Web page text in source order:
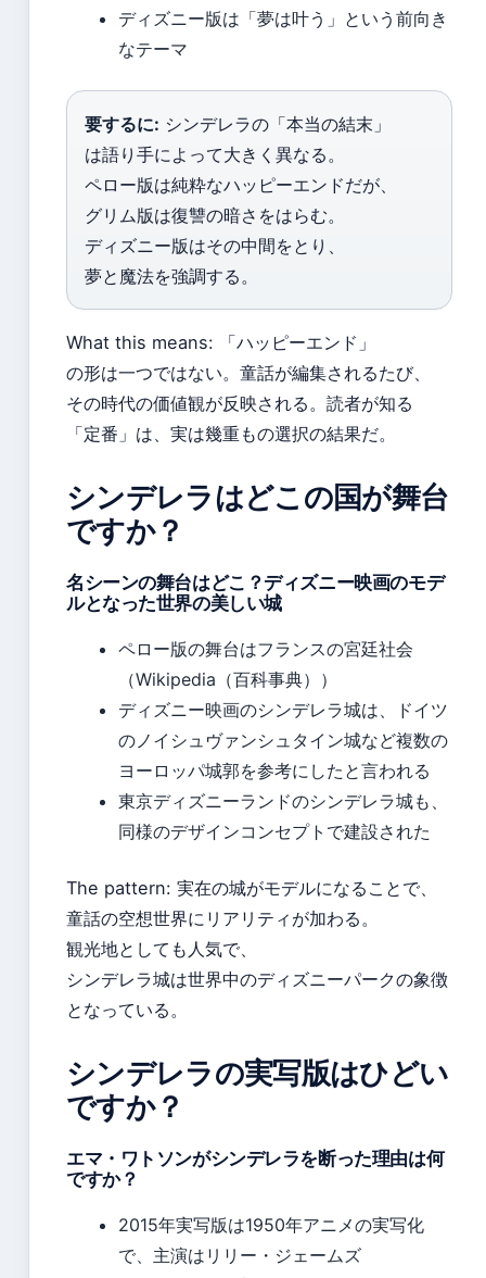
ディズニー版は「夢は叶う」という前向き
なテーマ
要するに: シンデレラの「本当の結末」
は語り手によって大きく異なる。
ペロー版は純粋なハッピーエンドだが、
グリム版は復讐の暗さをはらむ。
ディズニー版はその中間をとり、
夢と魔法を強調する。
What this means: 「ハッピーエンド」
の形は一つではない。童話が編集されるたび、
その時代の価値観が反映される。読者が知る
「定番」は、実は幾重もの選択の結果だ。
シンデレラはどこの国が舞台
ですか？
名シーンの舞台はどこ？ディズニー映画のモデ
ルとなった世界の美しい城
ペロー版の舞台はフランスの宮廷社会
（Wikipedia（百科事典））
ディズニー映画のシンデレラ城は、ドイツ
のノイシュヴァンシュタイン城など複数の
ヨーロッパ城郭を参考にしたと言われる
東京ディズニーランドのシンデレラ城も、
同様のデザインコンセプトで建設された
The pattern: 実在の城がモデルになることで、
童話の空想世界にリアリティが加わる。
観光地としても人気で、
シンデレラ城は世界中のディズニーパークの象徴
となっている。
シンデレラの実写版はひどい
ですか？
エマ・ワトソンがシンデレラを断った理由は何
ですか？
2015年実写版は1950年アニメの実写化
で、主演はリリー・ジェームズ